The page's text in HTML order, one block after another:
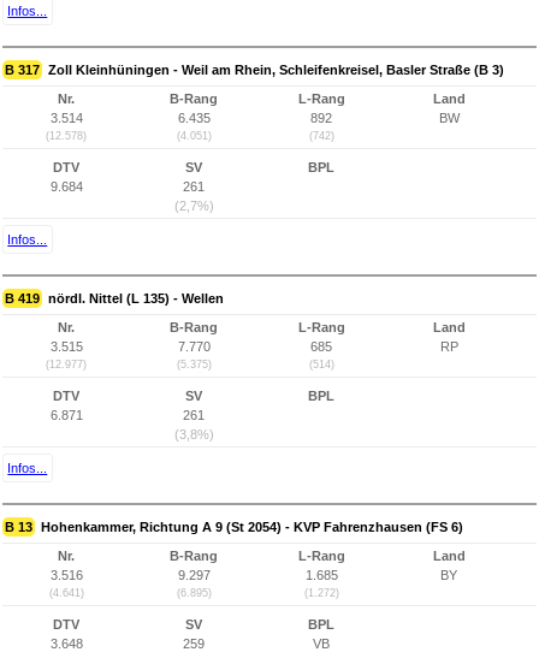
Infos...
B 317 Zoll Kleinhüningen - Weil am Rhein, Schleifenkreisel, Basler Straße (B 3)
Nr.
3.514
(12.578)
B-Rang
6.435
(4.051)
L-Rang
892
(742)
Land
BW
DTV
9.684
SV
261
(2,7%)
BPL
Infos...
B 419 nördl. Nittel (L 135) - Wellen
Nr.
3.515
(12.977)
B-Rang
7.770
(5.375)
L-Rang
685
(514)
Land
RP
DTV
6.871
SV
261
(3,8%)
BPL
Infos...
B 13 Hohenkammer, Richtung A 9 (St 2054) - KVP Fahrenzhausen (FS 6)
Nr.
3.516
(4.641)
B-Rang
9.297
(6.895)
L-Rang
1.685
(1.272)
Land
BY
DTV
3.648
SV
259
BPL
VB